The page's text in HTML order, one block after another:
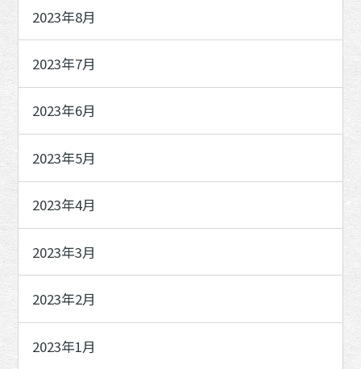
2023年8月
2023年7月
2023年6月
2023年5月
2023年4月
2023年3月
2023年2月
2023年1月